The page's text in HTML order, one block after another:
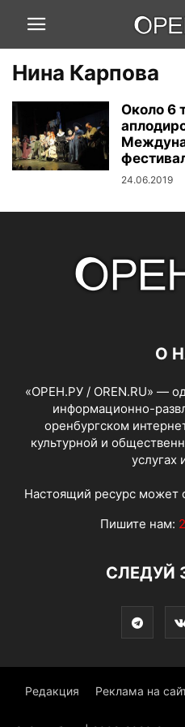
Нина Карпова
Около 6
24.06.2019
О
«ОРЕН.РУ / OREN.RU» —
информационно-
оренбургском
культурной и
услугах
Настоящий ресурс может
Пишите нам:
СЛЕДУЙ
Редакция Реклама на